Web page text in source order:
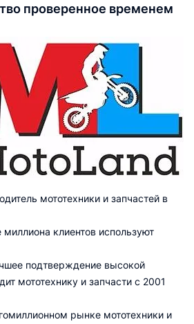
проверенное временем
мототехники и запчастей в
клиентов используют
подтверждение высокой
мототехнику и запчасти с 2001
рынке мототехники и